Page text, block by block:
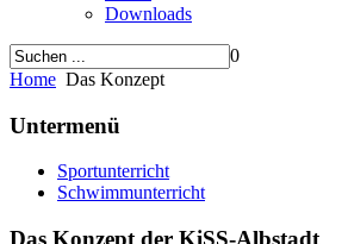
Downloads
0
Home Das Konzept
Untermenü
Sportunterricht
Schwimmunterricht
Das Konzept der KiSS-Albstadt